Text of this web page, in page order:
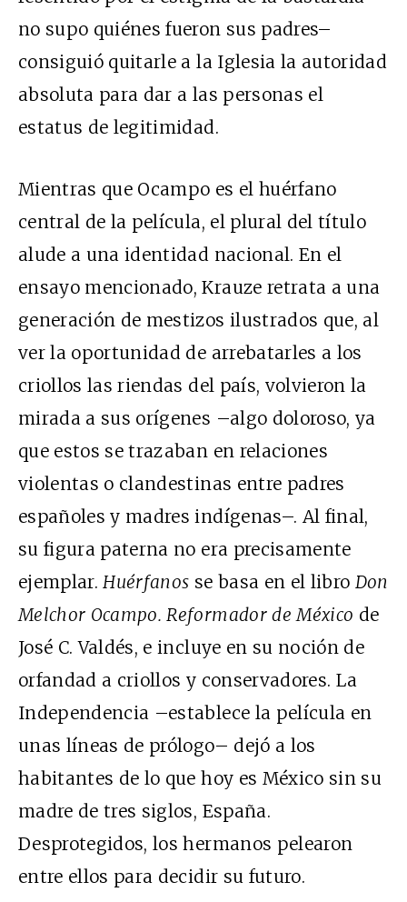
no supo quiénes fueron sus padres–
consiguió quitarle a la Iglesia la autoridad
absoluta para dar a las personas el
estatus de legitimidad.
Mientras que Ocampo es el huérfano
central de la película, el plural del título
alude a una identidad nacional. En el
ensayo mencionado, Krauze retrata a una
generación de mestizos ilustrados que, al
ver la oportunidad de arrebatarles a los
criollos las riendas del país, volvieron la
mirada a sus orígenes –algo doloroso, ya
que estos se trazaban en relaciones
violentas o clandestinas entre padres
españoles y madres indígenas–. Al final,
su figura paterna no era precisamente
ejemplar.Huérfanos se basa en el libro Don
Melchor Ocampo. Reformador de México de
José C. Valdés, e incluye en su noción de
orfandad a criollos y conservadores. La
Independencia –establece la película en
unas líneas de prólogo– dejó a los
habitantes de lo que hoy es México sin su
madre de tres siglos, España.
Desprotegidos, los hermanos pelearon
entre ellos para decidir su futuro.